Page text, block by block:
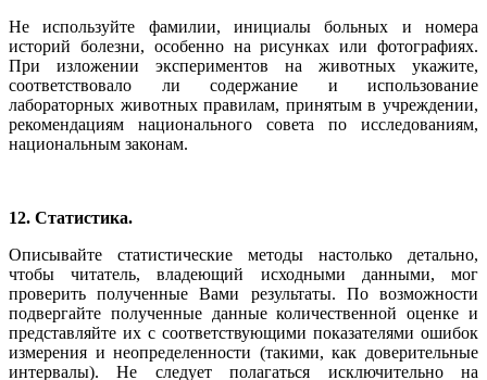
Не используйте фамилии, инициалы больных и номера
историй болезни, особенно на рисунках или фотографиях.
При изложении экспериментов на животных укажите,
соответствовало ли содержание и использование
лабораторных животных правилам, принятым в учреждении,
рекомендациям национального совета по исследованиям,
национальным законам.
12. Статистика.
Описывайте статистические методы настолько детально,
чтобы читатель, владеющий исходными данными, мог
проверить полученные Вами результаты. По возможности
подвергайте полученные данные количественной оценке и
представляйте их с соответствующими показателями ошибок
измерения и неопределенности (такими, как доверительные
интервалы). Не следует полагаться исключительно на